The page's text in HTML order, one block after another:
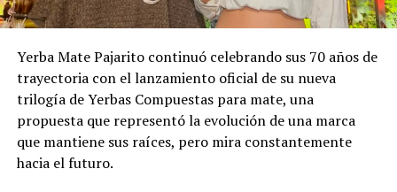
Yerba Mate Pajarito continuó celebrando sus 70 años de
trayectoria con el lanzamiento oficial de su nueva
trilogía de Yerbas Compuestas para mate, una
propuesta que representó la evolución de una marca
que mantiene sus raíces, pero mira constantemente
hacia el futuro.